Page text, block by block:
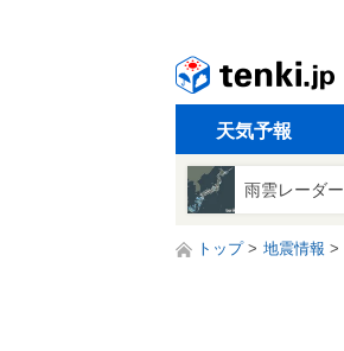
天気予報
雨雲レーダー
トップ 地震情報